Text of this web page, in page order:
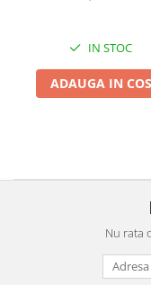
IN STOC
ADAUGA IN COS
Nu rata